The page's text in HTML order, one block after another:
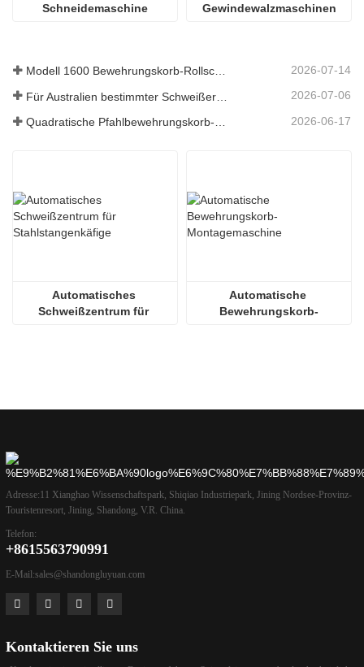
Schneidemaschine
Gewindewalzmaschinen
Modell 1600 Bewehrungskorb-Rollschweißmaschine nach Australien versandt 2026-07-14
2026-07-06
2026-06-17
Automatisches
Schweißzentrum für
Automatische
Bewehrungskorb-
Adresse:11 Xianghao Wissenschaftspark, Shiqiao Industriepark, Jining Nordsee-Provinz-
Touristenresort, Jining, Shandong, V.R. China.
Telefon:
+8615563790991
E-Mail:sales@shandongluyuan.com
Kontaktieren Sie uns